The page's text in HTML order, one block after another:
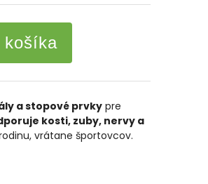
košíka
a stopové prvkypre
kosti, zuby, nervy a
vrátane športovcov.